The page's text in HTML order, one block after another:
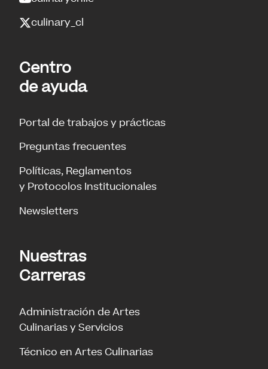
culinary_cl
Centro
de ayuda
Portal de trabajos y prácticas
Preguntas frecuentes
Políticas, Reglamentos
y Protocolos Institucionales
Newsletters
Nuestras
Carreras
Administración de Artes
Culinarias y Servicios
Técnico en Artes Culinarias